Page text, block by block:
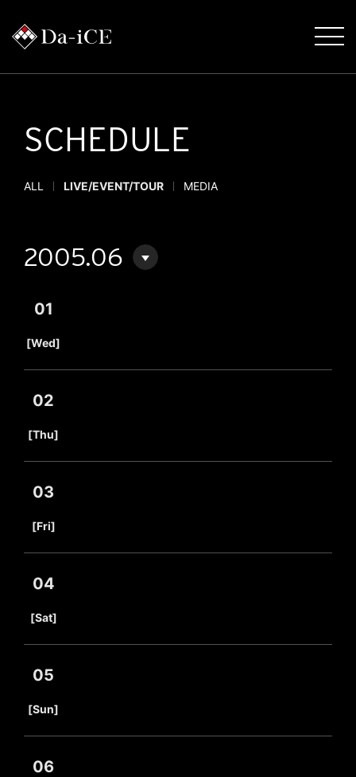
SCHEDULE
ALL LIVE/EVENT/TOUR MEDIA
2005.06
01
[Wed]
02
[Thu]
03
[Fri]
04
[Sat]
05
[Sun]
06